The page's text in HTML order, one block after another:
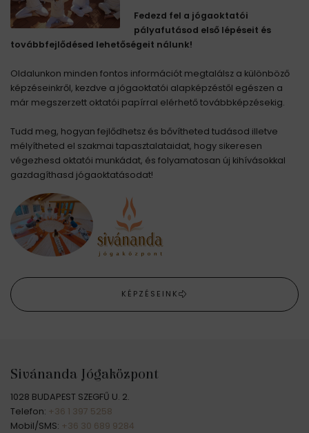
Fedezd fel a jógaoktatói
pályafutásod első lépéseit és
továbbfejlődésed lehetőségeit nálunk!
Oldalunkon minden fontos információt megtalálsz a különböző
képzéseinkről, kezdve a jógaoktatói alapképzéstől egészen a
már megszerzett oktatói papírral elérhető továbbképzésekig.
Tudd meg, hogyan fejlődhetsz és bővítheted tudásod illetve
mélyítheted el szakmai tapasztalataidat, hogy sikeresen
végezhesd oktatói munkádat, és folyamatosan új kihívásokkal
gazdagíthasd jógaoktatásodat!
KÉPZÉSEINK
Sivánanda Jógaközpont
1028 BUDAPEST SZEGFŰ U. 2.
Telefon: +36 1 397 5258
Mobil/SMS: +36 30 689 9284